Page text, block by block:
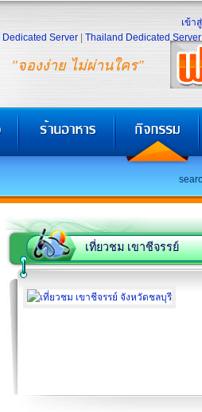
"จองง่าย ไม่ผ่านใคร"
เข้า
Dedicated Server
Thailand Dedicated Server
เที่ยวชม เขาชีจรรย์